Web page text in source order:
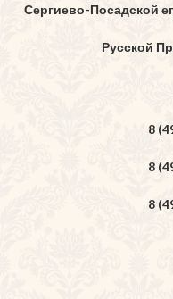
Сергиево-Посадской
Русской
8
8
8